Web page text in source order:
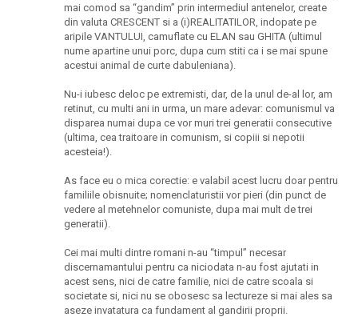
mai comod sa “gandim” prin intermediul antenelor, create
din valuta CRESCENT si a (i)REALITATILOR, indopate pe
aripile VANTULUI, camuflate cu ELAN sau GHITA (ultimul
nume apartine unui porc, dupa cum stiti ca i se mai spune
acestui animal de curte dabuleniana).
Nu-i iubesc deloc pe extremisti, dar, de la unul de-al lor, am
retinut, cu multi ani in urma, un mare adevar: comunismul va
disparea numai dupa ce vor muri trei generatii consecutive
(ultima, cea traitoare in comunism, si copiii si nepotii
acesteia!).
As face eu o mica corectie: e valabil acest lucru doar pentru
familiile obisnuite; nomenclaturistii vor pieri (din punct de
vedere al metehnelor comuniste, dupa mai mult de trei
generatii).
Cei mai multi dintre romani n-au “timpul” necesar
discernamantului pentru ca niciodata n-au fost ajutati in
acest sens, nici de catre familie, nici de catre scoala si
societate si, nici nu se obosesc sa lectureze si mai ales sa
aseze invatatura ca fundament al gandirii proprii.